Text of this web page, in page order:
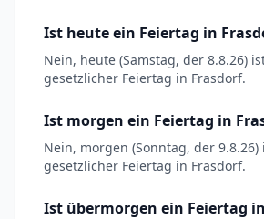
Ist heute ein Feiertag in
Nein, heute (Samstag, der 8.8.26)
gesetzlicher Feiertag in Frasdorf.
Ist morgen ein Feiertag in
Nein, morgen (Sonntag, der 9.8.26)
gesetzlicher Feiertag in Frasdorf.
Ist übermorgen ein Feiertag